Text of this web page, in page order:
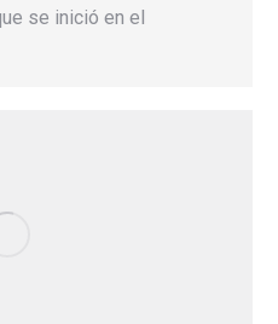
se inició en el